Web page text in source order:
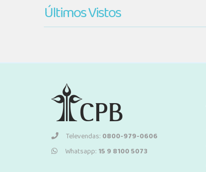
Últimos Vistos
Televendas: 0800-979-0606
Whatsapp: 15 9 8100 5073